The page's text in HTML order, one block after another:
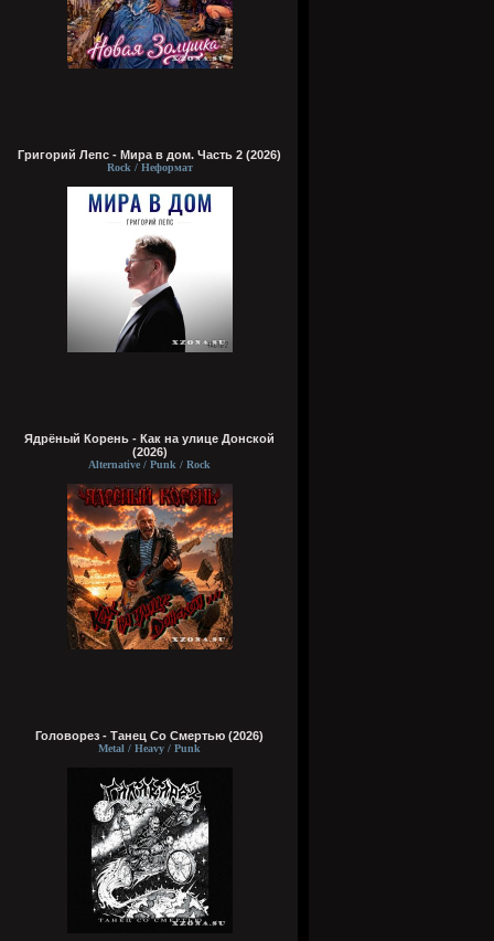
Григорий Лепс - Мира в дом. Часть 2 (2026)
Rock / Неформат
Ядрёный Корень - Как на улице Донской
(2026)
Alternative / Punk / Rock
Головорез - Tанец Со Смертью (2026)
Metal / Heavy / Punk